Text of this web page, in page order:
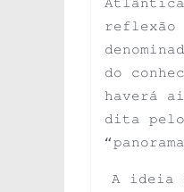
reflexão
do
haverá
dita
A ideia